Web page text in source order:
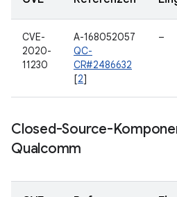
CVE-
2020-
11230
A-168052057
QC-
CR#2486632
[2]
–
Closed-Source-
Qualcomm